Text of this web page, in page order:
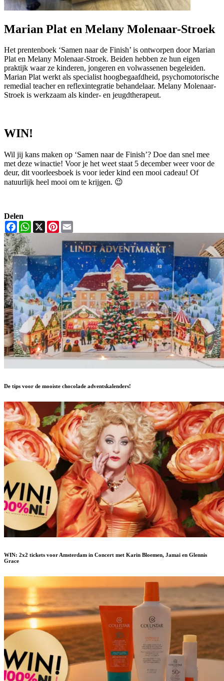
Marian Plat en Melany Molenaar-Stroek
Het prentenboek ‘Samen naar de Finish’ is ontworpen door Marian
Plat en Melany Molenaar-Stroek. Beiden hebben ze hun eigen
praktijk waar ze kinderen, jongeren en volwassenen begeleiden.
Marian Plat werkt als specialist hoogbegaafdheid, psychomotorische
remedial teacher en reflexintegratie behandelaar. Melany Molenaar-
Stroek is werkzaam als kinder- en jeugdtherapeut.
WIN!
Wil jij kans maken op ‘Samen naar de Finish’? Doe dan snel mee
met deze winactie! Voor je het weet staat 5 december weer voor de
deur, dit voorleesboek is voor ieder kind een mooi cadeau! Of
natuurlijk heel mooi om te krijgen. 😉
Delen
FacebookWhatsApp
X Pinterest
De tips voor de mooiste chocolade adventskalenders!
WIN: 2x2 tickets voor Amsterdam in Concert met Karin Bloemen, Jamai en Glennis
Grace